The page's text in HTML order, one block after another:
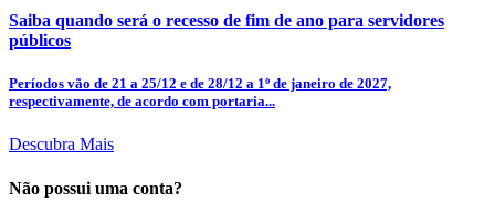
Saiba quando será o recesso de fim de ano para servidores
públicos
Períodos vão de 21 a 25/12 e de 28/12 a 1º de janeiro de 2027,
respectivamente, de acordo com portaria...
Descubra Mais
Não possui uma conta?